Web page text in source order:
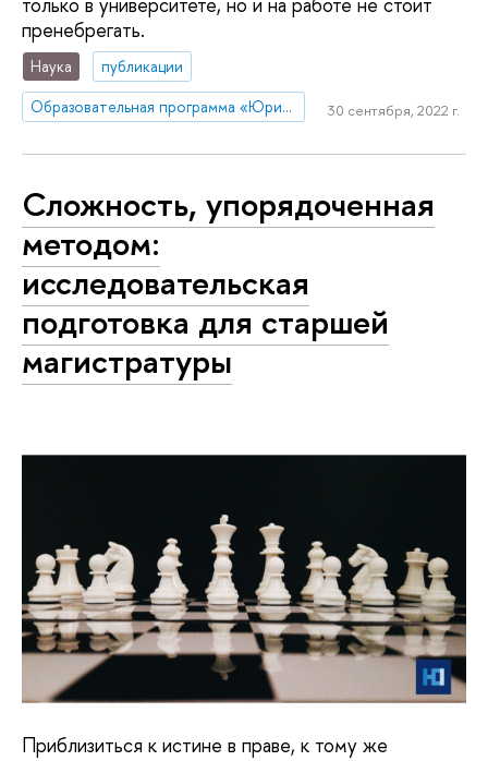
пренебрегать.
Наука
публикации
Образовательная программа «Юриспруденция»
30 сентября, 2022 г.
Сложность, упорядоченная
методом:
исследовательская
подготовка для старшей
магистратуры
Приблизиться к истине в праве, к тому же